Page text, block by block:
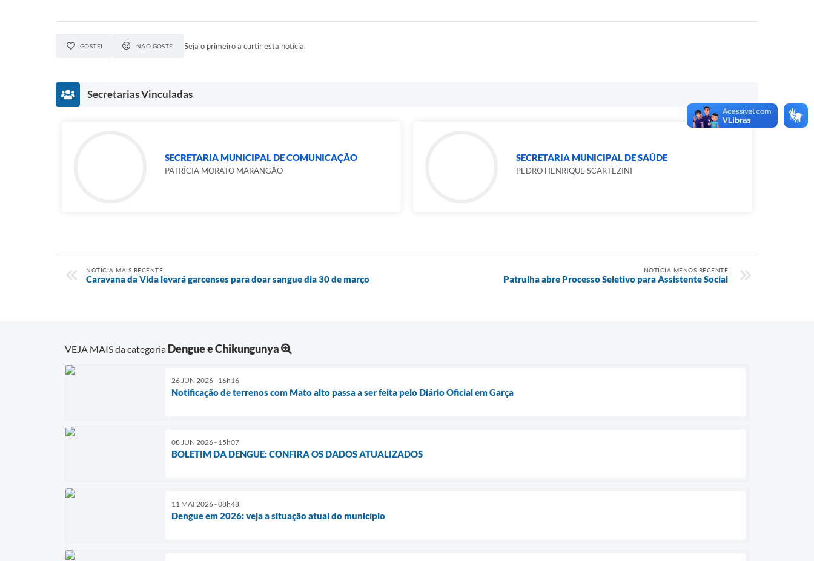
GOSTEI NÃO GOSTEI Seja o primeiro a curtir esta notícia.
Secretarias Vinculadas
SECRETARIA MUNICIPAL DE COMUNICAÇÃO
PATRÍCIA MORATO MARANGÃO
SECRETARIA MUNICIPAL DE SAÚDE
PEDRO HENRIQUE SCARTEZINI
NOTÍCIA MAIS RECENTE
Caravana da Vida levará garcenses para doar sangue dia 30 de março
NOTÍCIA MENOS RECENTE
Patrulha abre Processo Seletivo para Assistente Social
VEJA MAIS da categoria Dengue e Chikungunya
26 JUN 2026 - 16h16
Notificação de terrenos com Mato alto passa a ser feita pelo Diário Oficial em Garça
08 JUN 2026 - 15h07
BOLETIM DA DENGUE: CONFIRA OS DADOS ATUALIZADOS
11 MAI 2026 - 08h48
Dengue em 2026: veja a situação atual do município